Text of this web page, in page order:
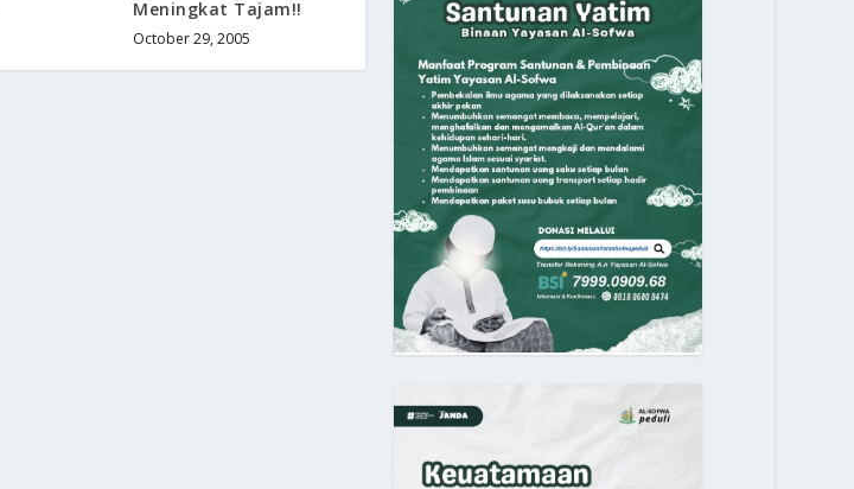
Meningkat Tajam!!
October 29, 2005